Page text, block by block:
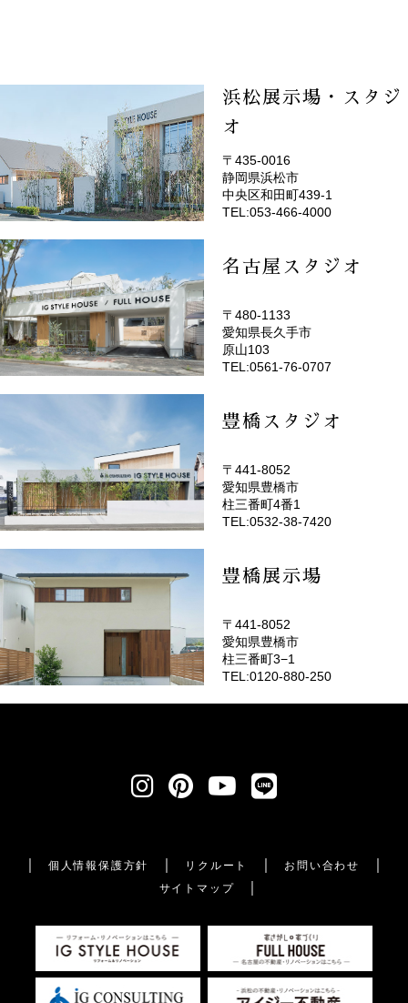
浜松展示場・スタジ
オ
(EMOTOP浜松)
〒435-0016
静岡県浜松市
中央区和田町439-1
TEL:053-466-4000
名古屋スタジオ
(EMOTOP名古屋)
〒480-1133
愛知県長久手市
原山103
TEL:0561-76-0707
豊橋スタジオ
(EMOTOP豊橋)
〒441-8052
愛知県豊橋市
柱三番町4番1
TEL:0532-38-7420
豊橋展示場
〒441-8052
愛知県豊橋市
柱三番町3−1
TEL:0120-880-250
個人情報保護方針 リクルート
お問い合わせ
サイトマップ